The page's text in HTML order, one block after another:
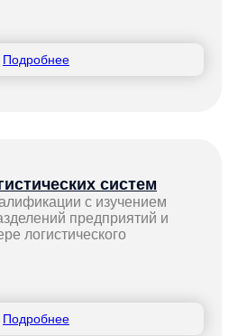
Подробнее
систем
с изучением
предприятий и
логистического
Подробнее